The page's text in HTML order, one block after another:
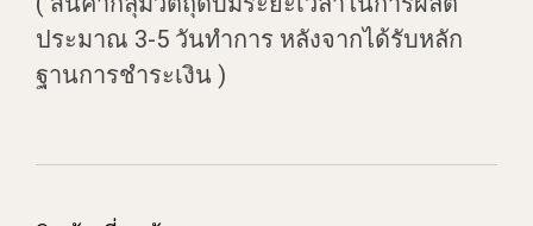
ประมาณ 3-5 วันทำการ หลังจากได้รับหลัก
ฐานการชำระเงิน )